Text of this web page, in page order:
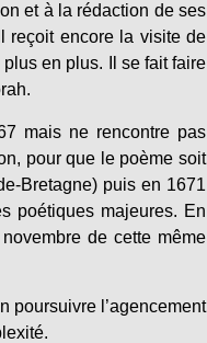
et à la rédaction de ses
reçoit encore la visite de
en plus. Il se fait faire
mais ne rencontre pas
pour que le poème soit
Bretagne) puis en 1671
poétiques majeures. En
de cette même
poursuivre l’agencement